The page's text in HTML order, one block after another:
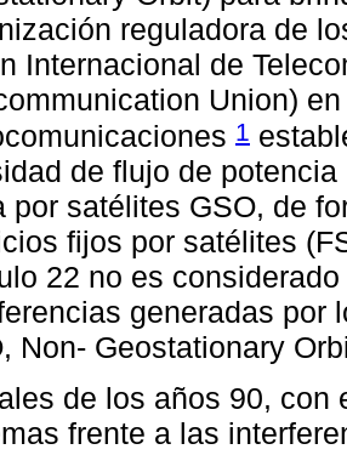
reguladora de
Internacional de
Union)
1
de flujo de
por satélites GSO, de
fijos por satélites
22 no es
generadas por
Non- Geostationary
de los años 90, con
frente a las